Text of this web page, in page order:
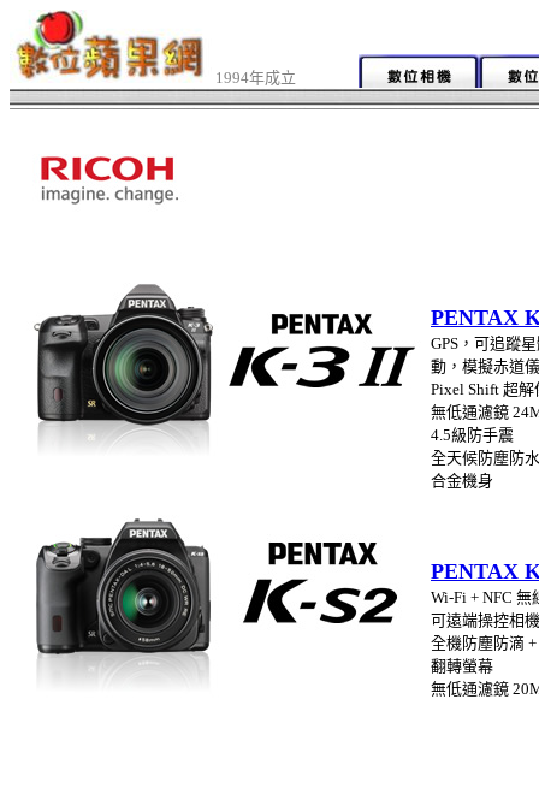
1994年成立
PENTAX
GPS，可追蹤
動，模擬赤道
Pixel Shift 超解
無低通濾鏡
4.5級防手震
全天候防塵防
合金機身
PENTAX
Wi-Fi + NFC 無
可遠端操控相
全機防塵防滴
翻轉螢幕
無低通濾鏡